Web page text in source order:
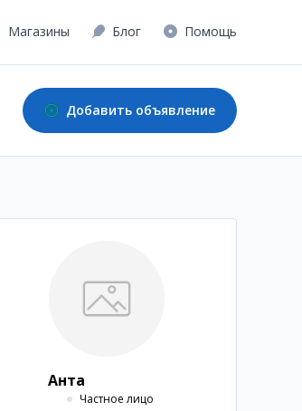
Магазины Блог Помощь
Добавить объявление
Анта
Частное лицо